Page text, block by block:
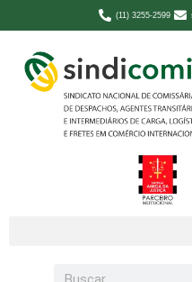
(11) 3255-2599